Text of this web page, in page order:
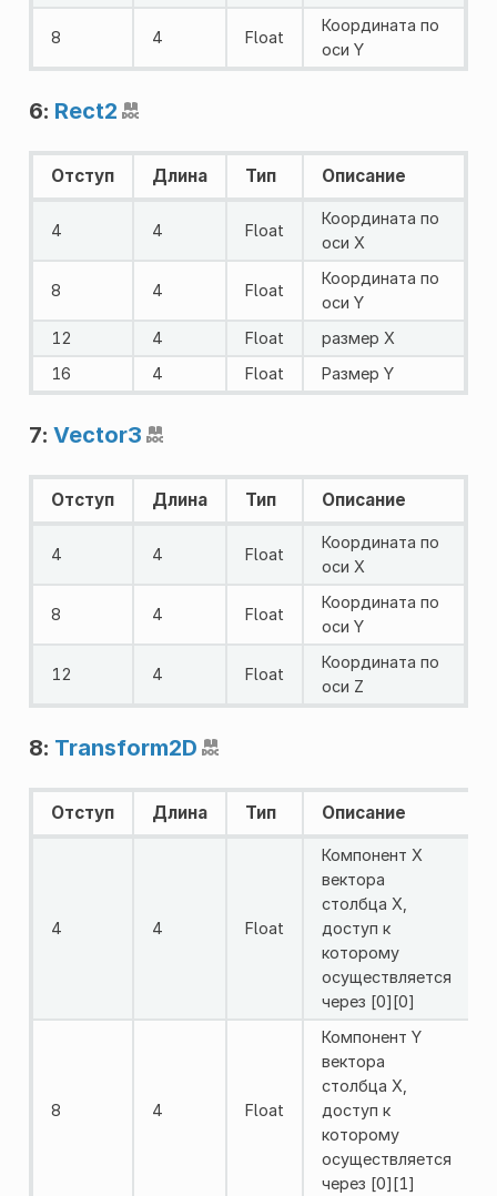
8 4 Float
Координата по
оси Y
6: Rect2
Отступ Длина Тип Описание
4 4 Float
Координата по
оси X
8 4 Float
Координата по
оси Y
12
4 Float
размер Х
16
4 Float Размер Y
7: Vector3
Отступ Длина Тип Описание
4 4 Float
Координата по
оси X
8 4 Float
Координата по
оси Y
12 4 Float
Координата по
оси Z
8: Transform2D
Отступ Длина Тип Описание
4 4 Float
Компонент X
вектора
столбца X,
доступ к
которому
осуществляется
через [0][0]
8 4 Float
Компонент Y
вектора
столбца X,
доступ к
которому
осуществляется
через [0][1]